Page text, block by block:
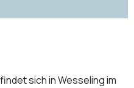
sich in Wesseling im